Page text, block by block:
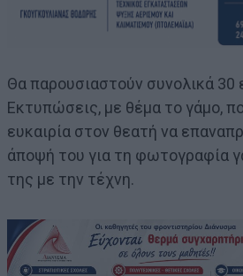
Θα παρουσιαστούν συνολικά
Εκτυπώσεις, με θέμα το γάμο,
ευκαιρία στον θεατή να
άποψή του για τη φωτογραφία
της με την τέχνη.